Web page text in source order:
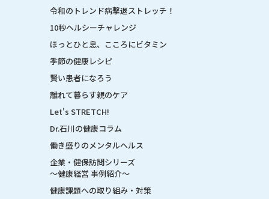
令和のトレンド病撃退ストレッチ！
10秒ヘルシーチャレンジ
ほっとひと息、こころにビタミン
季節の健康レシピ
賢い患者になろう
離れて暮らす親のケア
Let's STRETCH!
Dr.石川の健康コラム
働き盛りのメンタルヘルス
企業・健保訪問シリーズ
～健康経営 事例紹介～
健康課題への取り組み・対策